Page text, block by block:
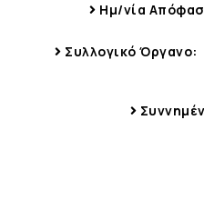
Ημ/νία
Συλλογικό Όργανο: